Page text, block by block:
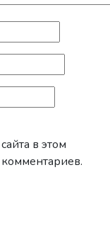
в этом